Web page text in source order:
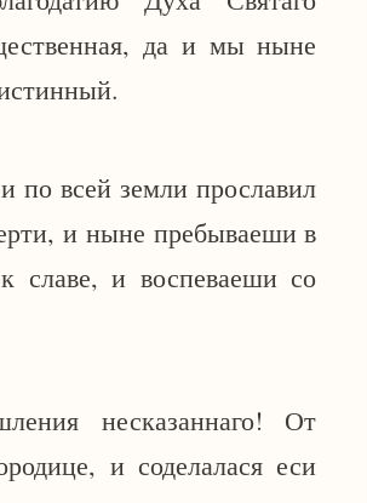
да и мы ныне
по всей земли прославил
и ныне пребываеши в
славе, и воспеваеши со
несказаннаго! От
и соделалася еси